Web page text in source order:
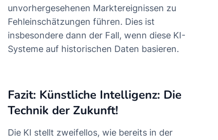
unvorhergesehenen Marktereignissen zu
Fehleinschätzungen führen. Dies ist
insbesondere dann der Fall, wenn diese KI-
Systeme auf historischen Daten basieren.
Fazit: Künstliche Intelligenz: Die
Technik der Zukunft!
Die KI stellt zweifellos, wie bereits in der